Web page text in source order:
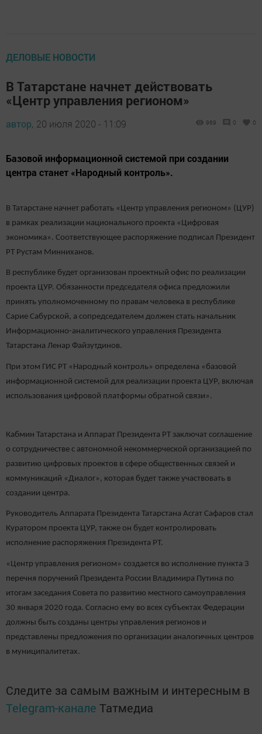
ДЕЛОВЫЕ НОВОСТИ
В Татарстане начнет действовать
«Центр управления регионом»
автор, 20 июля 2020 - 11:09 969 0 0
Базовой информационной системой при создании
центра станет «Народный контроль».
В Татарстане начнет работать «Центр управления регионом» (ЦУР)
в рамках реализации национального проекта «Цифровая
экономика». Соответствующее распоряжение подписал Президент
РТ Рустам Минниханов.
В республике будет организован проектный офис по реализации
проекта ЦУР. Обязанности председателя офиса предложили
принять уполномоченному по правам человека в республике
Сарие Сабурской, а сопредседателем должен стать начальник
Информационно-аналитического управления Президента
Татарстана Ленар Файзутдинов.
При этом ГИС РТ «Народный контроль» определена «базовой
информационной системой для реализации проекта ЦУР, включая
использования цифровой платформы обратной связи».
Кабмин Татарстана и Аппарат Президента РТ заключат соглашение
о сотрудничестве с автономной некоммерческой организацией по
развитию цифровых проектов в сфере общественных связей и
коммуникаций «Диалог», которая будет также участвовать в
создании центра.
Руководитель Аппарата Президента Татарстана Асгат Сафаров стал
Куратором проекта ЦУР, также он будет контролировать
исполнение распоряжения Президента РТ.
«Центр управления регионом» создается во исполнение пункта 3
перечня поручений Президента России Владимира Путина по
итогам заседания Совета по развитию местного самоуправления
30 января 2020 года. Согласно ему во всех субъектах Федерации
должны быть созданы центры управления регионов и
представлены предложения по организации аналогичных центров
в муниципалитетах.
Следите за самым важным и интересным в
Telegram-канале Татмедиа